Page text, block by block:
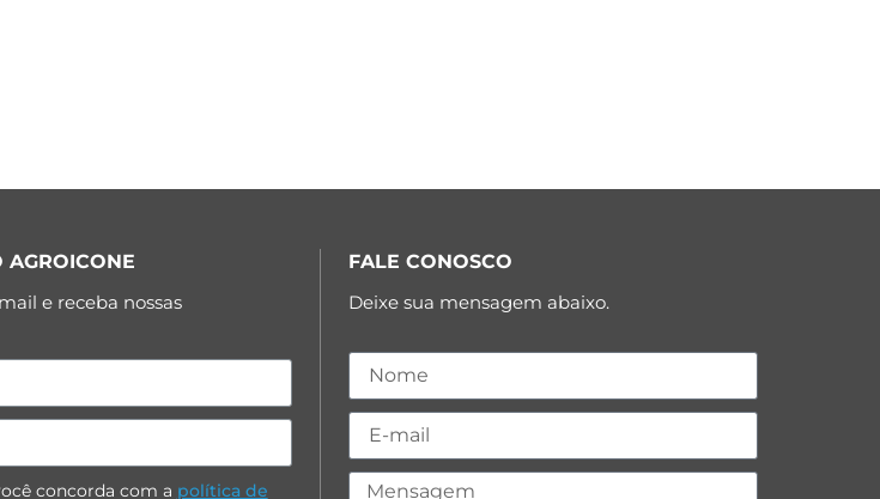
AGROICONE
e receba nossas
concorda com a política de
FALE CONOSCO
Deixe sua mensagem abaixo.